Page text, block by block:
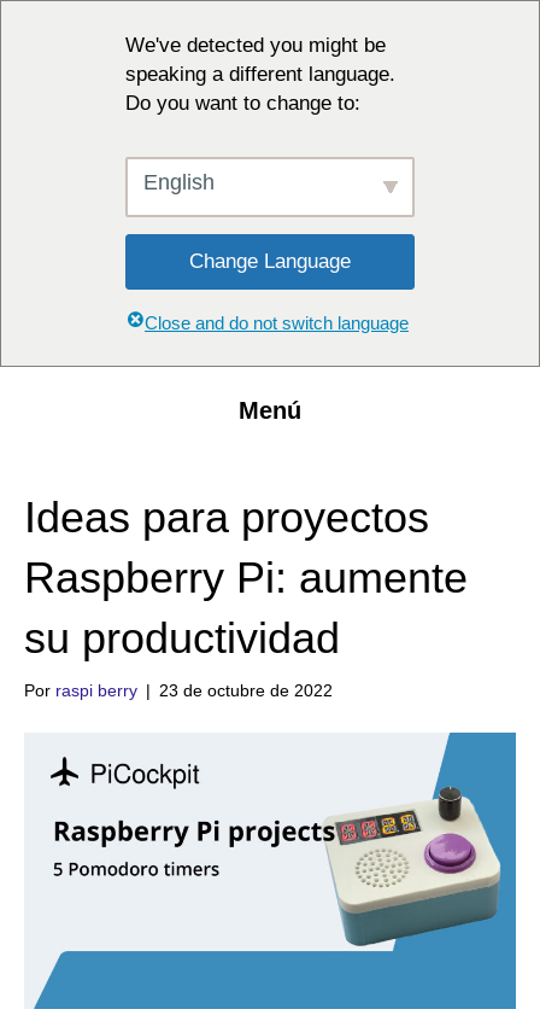
We've detected you might be
speaking a different language.
Do you want to change to:
English
Change Language
Close and do not switch language
Menú
Ideas para proyectos
Raspberry Pi: aumente
su productividad
Por raspi berry | 23 de octubre de 2022